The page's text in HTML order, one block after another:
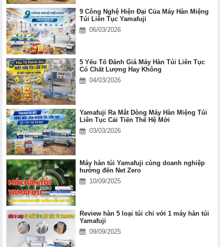
9 Công Nghệ Hiện Đại Của Máy Hàn Miệng
Túi Liên Tục Yamafuji
06/03/2026
5 Yếu Tố Đánh Giá Máy Hàn Túi Liên Tục
Có Chất Lượng Hay Không
04/03/2026
Yamafuji Ra Mắt Dòng Máy Hàn Miệng Túi
Liên Tục Cải Tiến Thế Hệ Mới
03/03/2026
Máy hàn túi Yamafuji cùng doanh nghiệp
hướng đến Net Zero
10/09/2025
Review hàn 5 loại túi chỉ với 1 máy hàn túi
Yamafuji
09/09/2025